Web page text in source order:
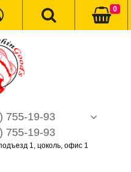
755-19-93
755-19-93
1, цоколь, офис 1
0